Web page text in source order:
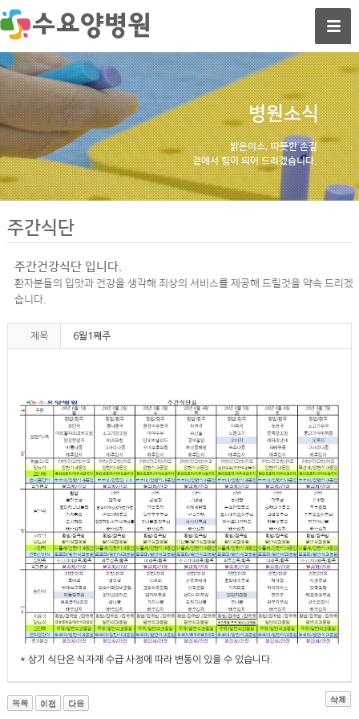
병원소식
밝은미소, 따뜻한 손길
곁에서 힘이 되어 드리겠습니다.
주간식단
주간건강식단 입니다.
환자분들의 입맛과 건강을 생각해 최상의 서비스를 제공해 드릴것을 약속 드리겠
습니다.
제목 6월1째주
* 상기 식단은 식자재 수급 사정에 따라 변동이 있을 수 있습니다.